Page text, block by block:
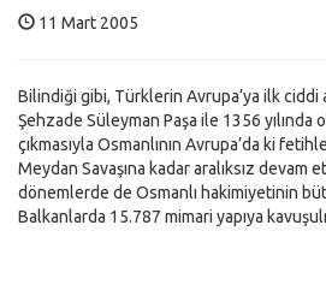
11 Mart 2005
Bilindiği gibi, Türklerin Avrupa’ya ilk ciddi
Şehzade Süleyman Paşa ile 1356 yılında
çıkmasıyla Osmanlının Avrupa’da ki
Meydan Savaşına kadar aralıksız devam
dönemlerde de Osmanlı hakimiyetinin
Balkanlarda 15.787 mimari yapıya